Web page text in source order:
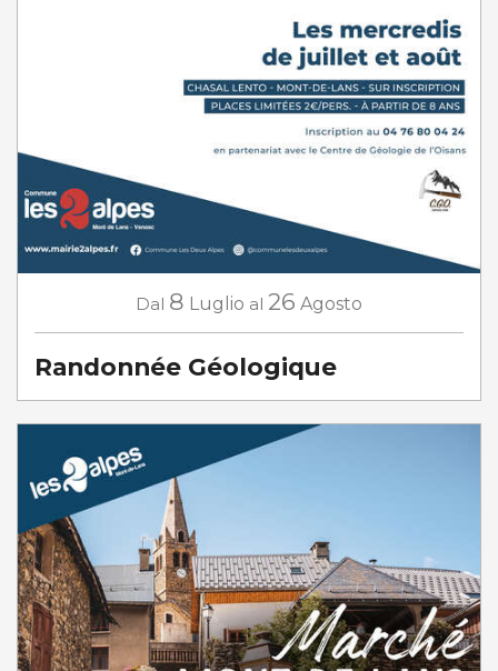
Dal 8 Luglio al 26 Agosto
Randonnée Géologique